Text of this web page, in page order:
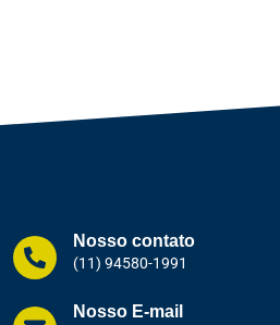
Nosso contato
(11) 94580-1991
Nosso E-mail